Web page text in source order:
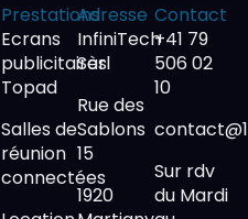
Prestations
Ecrans
publicitaires
Topad
Salles de
réunion
connectées
Adresse
InfiniTech
Sàrl
Rue des
Sablons
15
1920
Contact
+41 79
506 02
10
Sur rdv
du Mardi